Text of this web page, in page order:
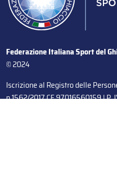
Federazione Italiana Sport del
© 2024
Iscrizione al Registro delle
n.1562/2017 CF 97016560159 |